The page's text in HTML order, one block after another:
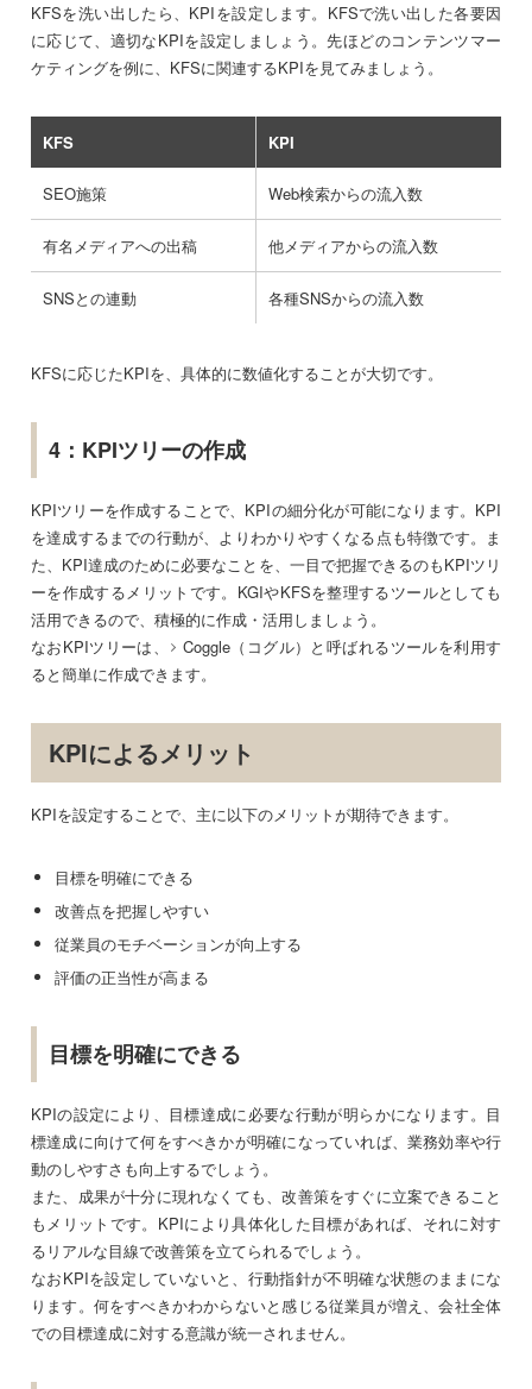
KFSを洗い出したら、KPIを設定します。KFSで洗い出した各要因
に応じて、適切なKPIを設定しましょう。先ほどのコンテンツマー
ケティングを例に、KFSに関連するKPIを見てみましょう。
KFS KPI
SEO施策 Web検索からの流入数
有名メディアへの出稿 他メディアからの流入数
SNSとの連動 各種SNSからの流入数
KFSに応じたKPIを、具体的に数値化することが大切です。
4：KPIツリーの作成
KPIツリーを作成することで、KPIの細分化が可能になります。KPI
を達成するまでの行動が、よりわかりやすくなる点も特徴です。ま
た、KPI達成のために必要なことを、一目で把握できるのもKPIツリ
ーを作成するメリットです。KGIやKFSを整理するツールとしても
活用できるので、積極的に作成・活用しましょう。
なおKPIツリーは、
Coggle（コグル） と呼ばれるツールを利用す
ると簡単に作成できます。
KPIによるメリット
KPIを設定することで、主に以下のメリットが期待できます。
目標を明確にできる
改善点を把握しやすい
従業員のモチベーションが向上する
評価の正当性が高まる
目標を明確にできる
KPIの設定により、目標達成に必要な行動が明らかになります。目
標達成に向けて何をすべきかが明確になっていれば、業務効率や行
動のしやすさも向上するでしょう。
また、成果が十分に現れなくても、改善策をすぐに立案できること
もメリットです。KPIにより具体化した目標があれば、それに対す
るリアルな目線で改善策を立てられるでしょう。
なおKPIを設定していないと、行動指針が不明確な状態のままにな
ります。何をすべきかわからないと感じる従業員が増え、会社全体
での目標達成に対する意識が統一されません。